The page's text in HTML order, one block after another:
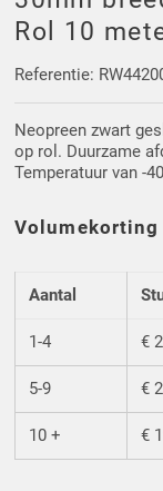
Driehoek/Wig
Silicone U
Luikenpakking
Oploopprofielen
Hoekprofielen
O-ringen
Rol 10
Referentie:
Neopreen zwart
op rol. Duurzame
Temperatuur van -
Volumekorting
Aantal
1-4 €
5-9 €
10 + €